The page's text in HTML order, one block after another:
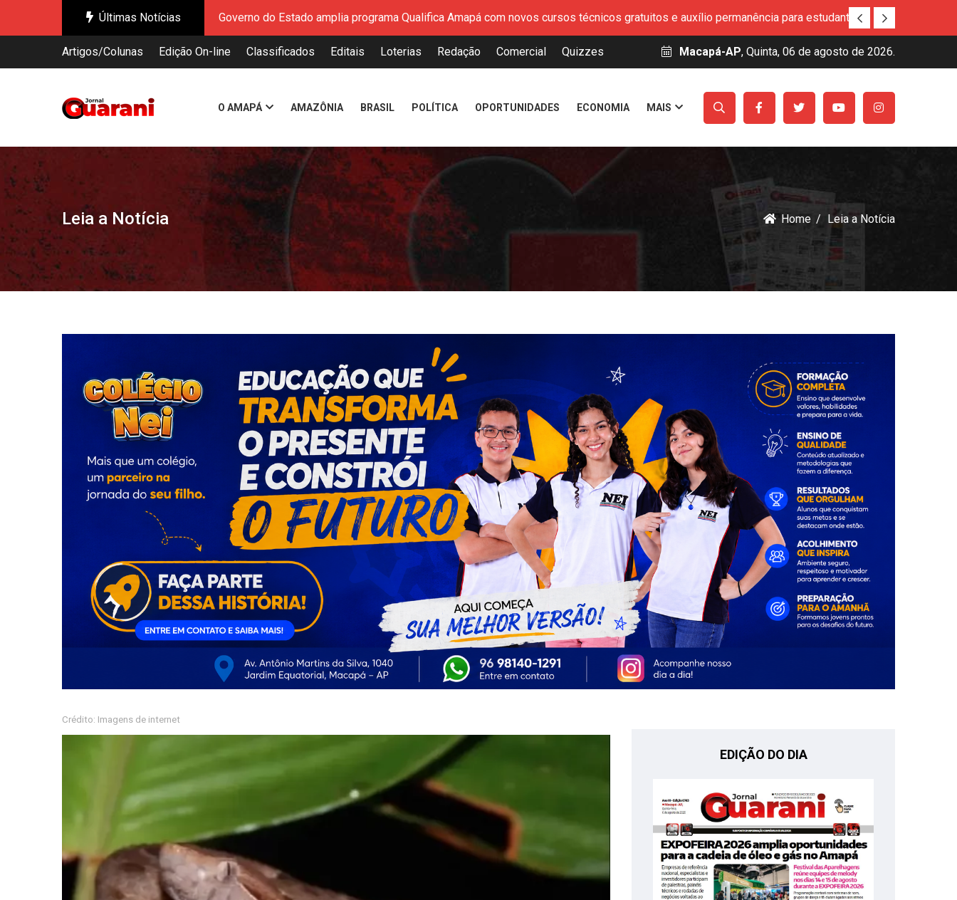
Últimas Notícias
Governo do Estado amplia programa Qualifica Amapá com novos cursos técnicos gratuitos e auxílio permanência para estudantes
Enquanto o mundo disputa petróleo, o Brasil pode liderar a era dos combustíveis renováveis
Governo Federal apresenta resultados do Índice de Desenvolvimento da Educação Básica
Ação do Governo do Amapá reforça cuidado em saúde mental durante atendimentos na Aldeia Ywawka
Governo do Amapá realiza a entrega de mais de 200 CNHs gratuitas pelo programa Habilita Amapá
Governo do Estado amplia programa Qualifica Amapá com novos cursos técnicos gratuitos e auxílio permanência para estudantes
Enquanto o mundo disputa petróleo, o Brasil pode liderar a era dos combustíveis renováveis
Governo Federal apresenta resultados do Índice de Desenvolvimento da Educação Básica
Novo Shiploader: Operação marca avanço na modernização do Porto de Santana
Ação do Governo do Amapá reforça cuidado em saúde mental durante atendimentos na Aldeia Ywawka
Chefs de Oiapoque encerram Cozinha Show com receitas inspiradas na identidade amazônica
Artigos/Colunas Edição On-line Classificados Editais Loterias Redação Comercial Quizzes Macapá-AP, Quinta, 06 de agosto de 2026.
O AMAPÁ AMAZÔNIA BRASIL POLÍTICA OPORTUNIDADES ECONOMIA MAIS
Leia a Notícia Home Leia a Notícia
Crédito: Imagens de internet
EDIÇÃO DO DIA